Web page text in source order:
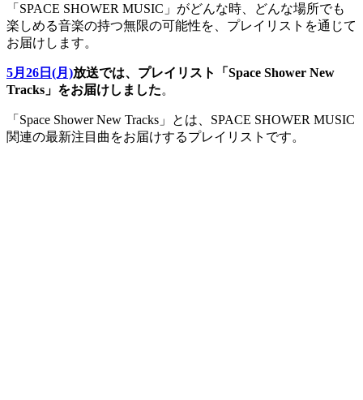
「SPACE SHOWER MUSIC」がどんな時、どんな場所でも
楽しめる音楽の持つ無限の可能性を、プレイリストを通じて
お届けします。
5月26日(月)放送では、プレイリスト「Space Shower New
Tracks」をお届けしました。
「Space Shower New Tracks」とは、SPACE SHOWER MUSIC
関連の最新注目曲をお届けするプレイリストです。